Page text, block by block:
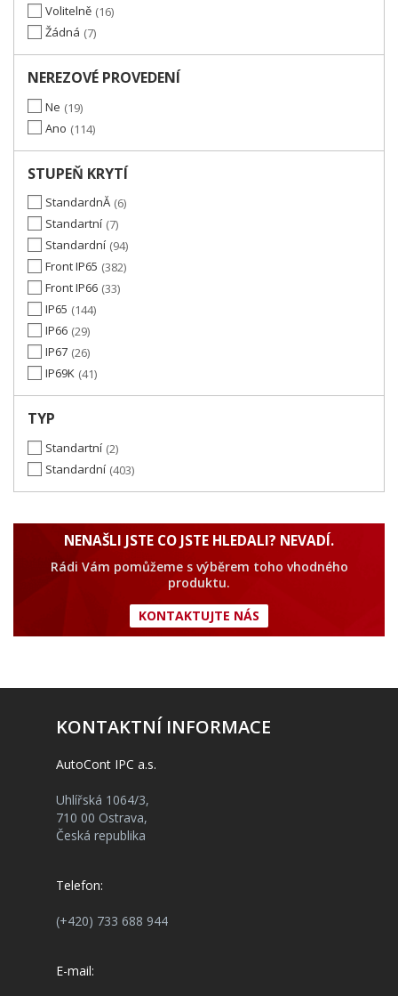
Volitelně 16
Žádná 7
NEREZOVÉ PROVEDENÍ
Ne
19
Ano
114
STUPEŇ KRYTÍ
StandardnĂ­ 6
Standartní 7
Standardní 94
Front IP65 382
Front IP66 33
IP65
144
IP66 29
IP67 26
IP69K 41
TYP
Standartní 2
Standardní 403
NENAŠLI JSTE CO JSTE HLEDALI? NEVADÍ.
Rádi Vám pomůžeme s výběrem toho vhodného
produktu.
KONTAKTUJTE NÁS
KONTAKTNÍ INFORMACE
AutoCont IPC a.s.
Uhlířská 1064/3,
710 00 Ostrava,
Česká republika
Telefon:
(+420) 733 688 944
E-mail: